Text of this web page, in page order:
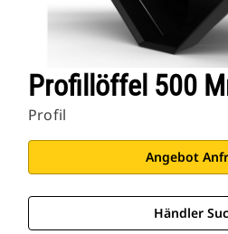
Profillöffel 500
Profil
Angebot
Händler